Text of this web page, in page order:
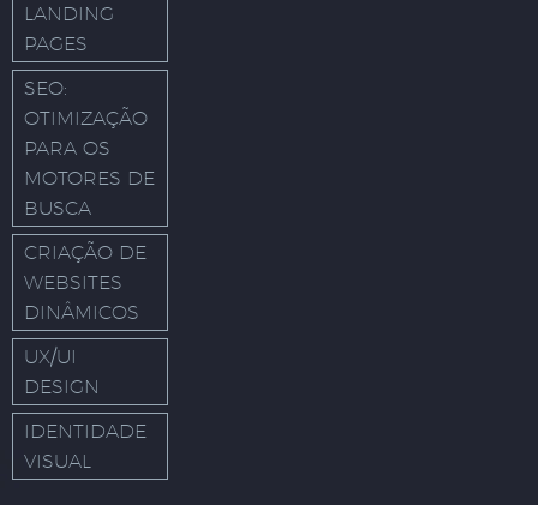
LANDING
PAGES
SEO:
OTIMIZAÇÃO
PARA OS
MOTORES DE
BUSCA
CRIAÇÃO DE
WEBSITES
DINÂMICOS
UX/UI
DESIGN
IDENTIDADE
VISUAL